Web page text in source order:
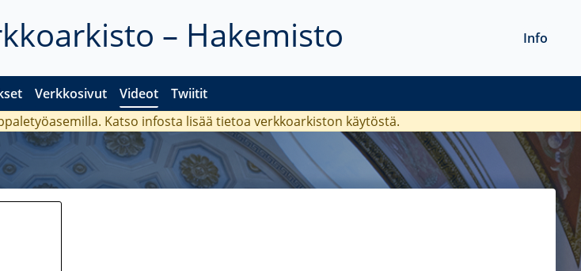
– Hakemisto
Verkkosivut Videot Twiitit
Info
Katso infosta lisää tietoa verkkoarkiston käytöstä.